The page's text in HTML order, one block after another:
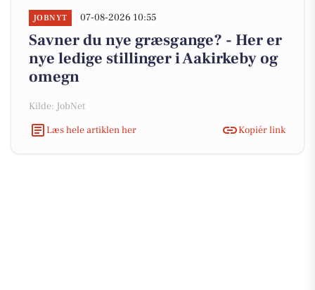
JOBNYT 07-08-2026 10:55
Savner du nye græsgange? - Her er
nye ledige stillinger i Aakirkeby og
omegn
Kilde: JobNet
Læs hele artiklen her
Kopiér link